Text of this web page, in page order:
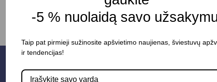
-5 % nuolaidą savo
Taip pat pirmieji sužinosite apšvietimo naujienas, šviestuvų
ir tendencijas!